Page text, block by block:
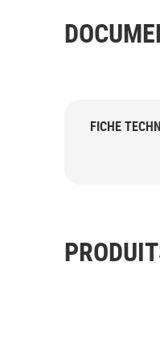
FICHE